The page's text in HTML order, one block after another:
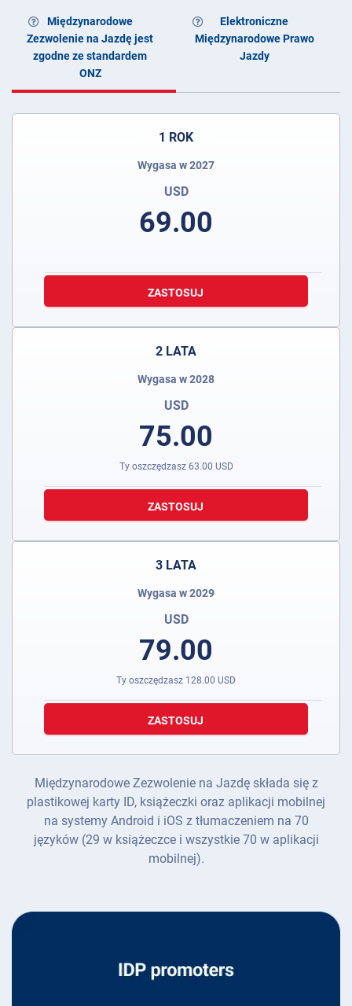
Międzynarodowe
Zezwolenie na Jazdę jest
zgodne ze standardem
ONZ
Elektroniczne
Międzynarodowe Prawo
Jazdy
1 ROK
Wygasa w 2027
USD
69.00
ZASTOSUJ
2 LATA
Wygasa w 2028
USD
75.00
Ty oszczędzasz 63.00 USD
ZASTOSUJ
3 LATA
Wygasa w 2029
USD
79.00
Ty oszczędzasz 128.00 USD
ZASTOSUJ
Międzynarodowe Zezwolenie na Jazdę składa się z
plastikowej karty ID, książeczki oraz aplikacji mobilnej
na systemy Android i iOS z tłumaczeniem na 70
języków (29 w książeczce i wszystkie 70 w aplikacji
mobilnej).